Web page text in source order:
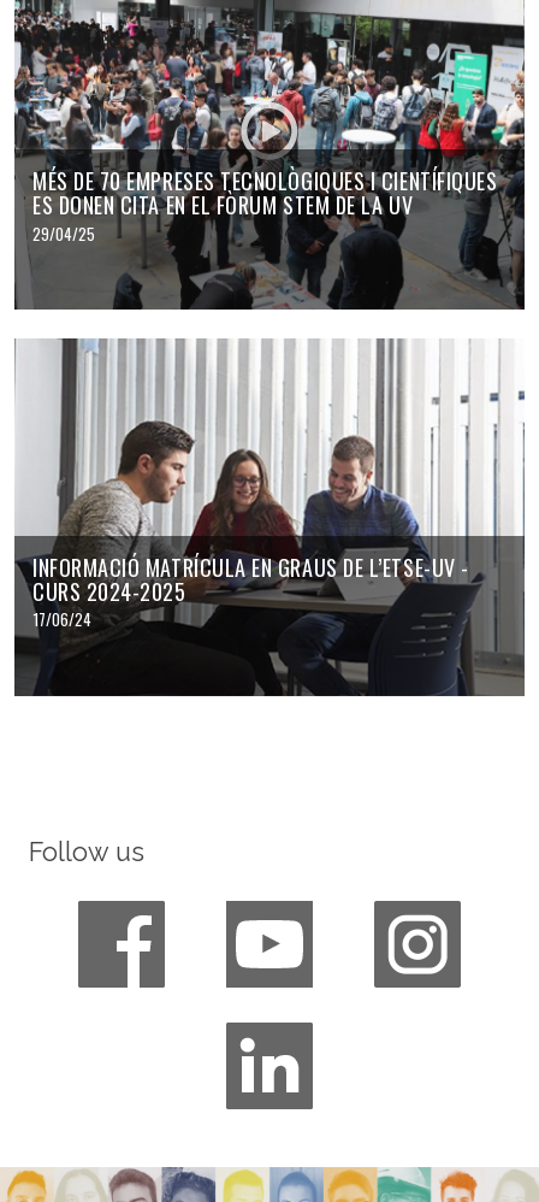
MÉS DE 70 EMPRESES TECNOLÒGIQUES I CIENTÍFIQUES
ES DONEN CITA EN EL FÒRUM STEM DE LA UV
29/04/25
INFORMACIÓ MATRÍCULA EN GRAUS DE L’ETSE-UV -
CURS 2024-2025
17/06/24
Follow us